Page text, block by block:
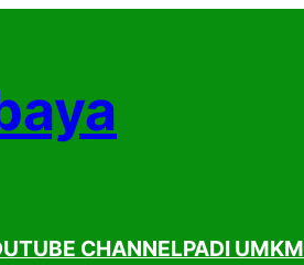
CHANNELPADI UMKM